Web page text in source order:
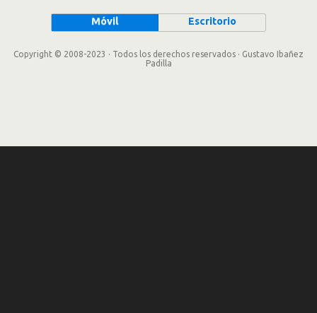
Móvil Escritorio
Copyright © 2008-2023 · Todos los derechos reservados · Gustavo Ibañez
Padilla